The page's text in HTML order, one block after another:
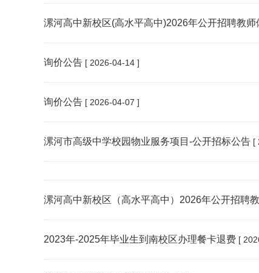
漯河高中新校区(高水平高中)2026年公开招聘教师
询价公告 [ 2026-04-14 ]
询价公告 [ 2026-04-07 ]
漯河市高级中学校园物业服务项目-公开招标公告 [
漯河高中新校区（高水平高中）2026年公开招聘
2023年-2025年毕业生到南校区办理餐卡退费 [